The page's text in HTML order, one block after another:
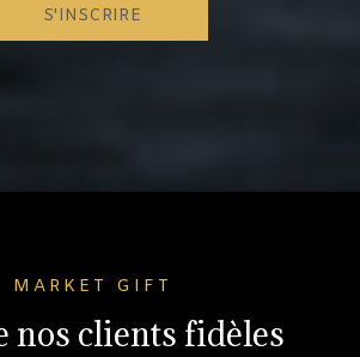
MARKET GIFT
nos clients fidèles